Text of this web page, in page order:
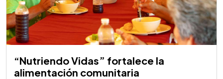
“Nutriendo Vidas” fortalece la
alimentación comunitaria